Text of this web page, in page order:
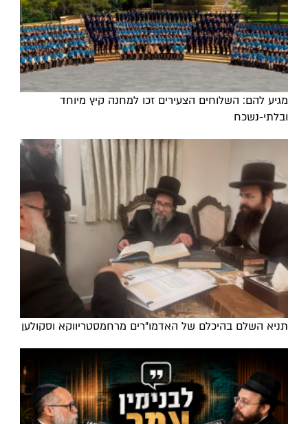
מגיע להם: השלוחים הצעירים זכו למחנה קיץ מיוחד
ובלתי-נשכח
תניא השלם בהיכלם של האדמו"רים מרחמסטריווקא וסקולען